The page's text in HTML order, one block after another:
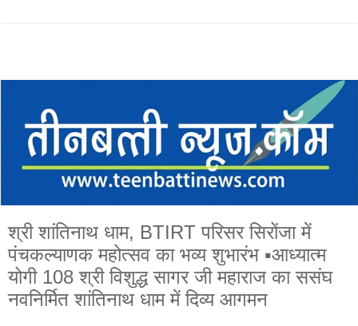
श्री शांतिनाथ धाम, BTIRT परिसर सिरोंजा में
पंचकल्याणक महोत्सव का भव्य शुभारंभ ▪️आध्यात्म
योगी 108 श्री विशुद्ध सागर जी महाराज का ससंघ
नवनिर्मित शांतिनाथ धाम में दिव्य आगमन